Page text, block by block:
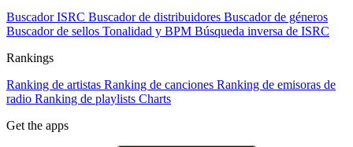
Buscador ISRC Buscador de distribuidores Buscador de géneros
Buscador de sellos Tonalidad y BPM Búsqueda inversa de ISRC
Rankings
Ranking de artistas Ranking de canciones Ranking de emisoras de
radio Ranking de playlists Charts
Get the apps